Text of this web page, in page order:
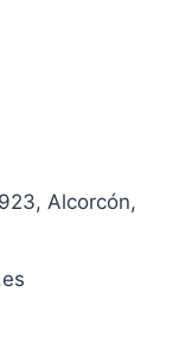
Alcorcón,